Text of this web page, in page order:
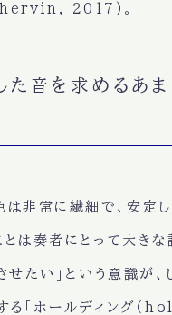
2017)。
音を求めるあま
は非常に繊細で、安定し
とは奏者にとって大きな
せたい」という意識が、
る「ホールディング（